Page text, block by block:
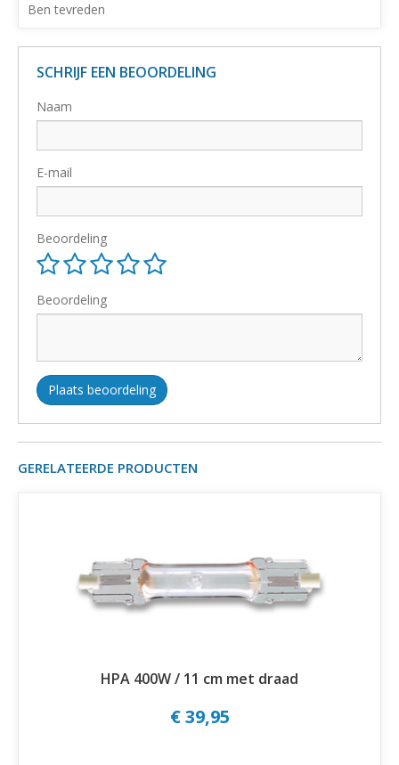
Ben tevreden
SCHRIJF EEN BEOORDELING
Naam
E-mail
Beoordeling
Beoordeling
Plaats beoordeling
GERELATEERDE PRODUCTEN
HPA 400W / 11 cm met draad
€ 39,95